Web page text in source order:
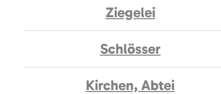
Ziegelei
Schlösser
Kirchen, Abtei